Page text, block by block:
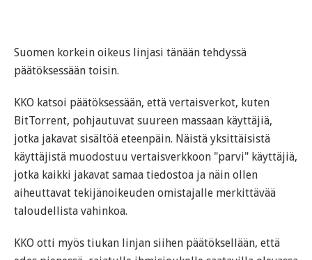
Suomen korkein oikeus linjasi tänään tehdyssä
päätöksessään toisin.
KKO katsoi päätöksessään, että vertaisverkot, kuten
BitTorrent, pohjautuvat suureen massaan käyttäjiä,
jotka jakavat sisältöä eteenpäin. Näistä yksittäisistä
käyttäjistä muodostuu vertaisverkkoon "parvi" käyttäjiä,
jotka kaikki jakavat samaa tiedostoa ja näin ollen
aiheuttavat tekijänoikeuden omistajalle merkittävää
taloudellista vahinkoa.
KKO otti myös tiukan linjan siihen päätöksellään, että